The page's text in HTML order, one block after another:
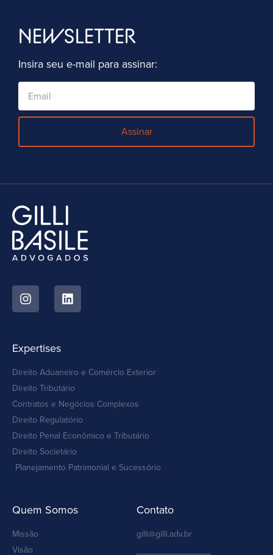
NEWSLETTER
Insira seu e-mail para assinar:
Assinar
Expertises
Direito Aduaneiro e Comércio Exterior
Direito Tributário
Contratos e Negócios Complexos
Direito Regulatório
Direito Penal Econômico e Tributário
Direito Societário
Planejamento Patrimonial e Sucessório
Quem Somos
Missão
Visão
Contato
gilli@gilli.adv.br